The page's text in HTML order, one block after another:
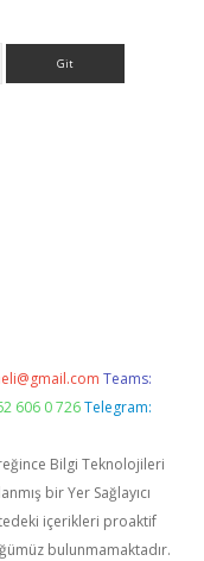
Teams:
606 0 726 Telegram:
Bilgi Teknolojileri
bir Yer Sağlayıcı
içerikleri proaktif
bulunmamaktadır.